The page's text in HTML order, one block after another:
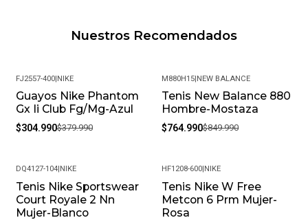
Nuestros Recomendados
-20%
FJ2557-400|NIKE
Guayos Nike Phantom
Gx Ii Club Fg/Mg-Azul
$304.990$379.990
-10%
M880H15|NEW BALANCE
Tenis New Balance 880
Hombre-Mostaza
$764.990$849.990
-31%
DQ4127-104| NIKE
Tenis Nike Sportswear
Court Royale 2 Nn
Mujer-Blanco
HF1208-600 NIKE
Tenis Nike W Free
Metcon 6 Prm Mujer-
Rosa